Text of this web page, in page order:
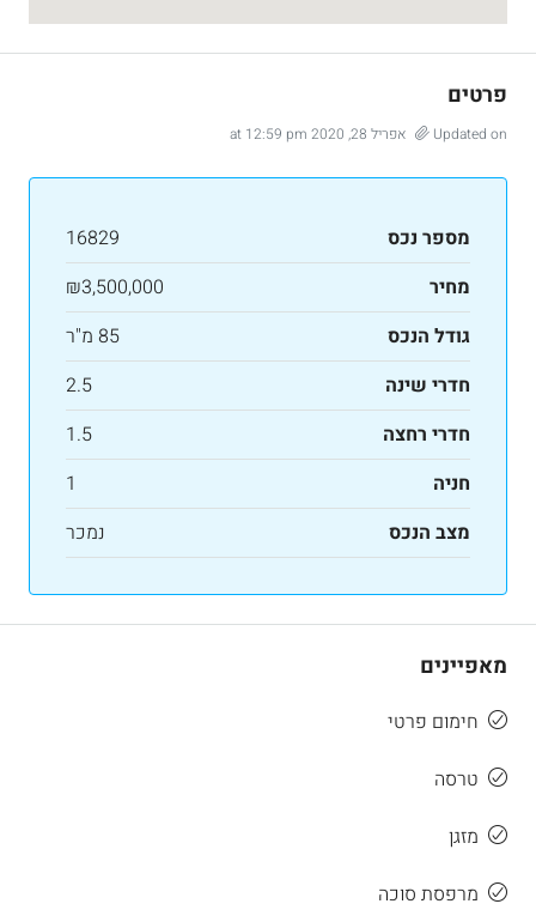
פרטים
Updated on אפריל 28, 2020 at 12:59 pm
מספר נכס
16829
מחיר
₪3,500,000
גודל הנכס
85 מ"ר
חדרי שינה
2.5
חדרי רחצה
1.5
חניה
1
מצב הנכס
נמכר
מאפיינים
חימום פרטי
טרסה
מזגן
מרפסת סוכה